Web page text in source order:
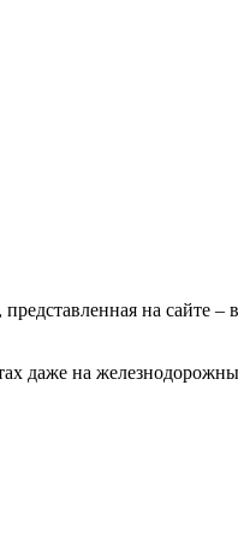
на сайте –
даже на